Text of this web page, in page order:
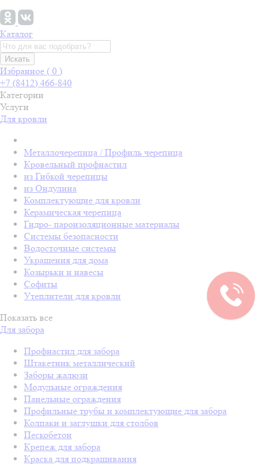
Каталог
Искать
Избранное ( 0 )
+7 (8412) 466-840
Категории
Услуги
Для кровли
Металлочерепица / Профиль черепица
Кровельный профнастил
из Гибкой черепицы
из Ондулина
Комплектующие для кровли
Керамическая черепица
Гидро- пароизоляционные материалы
Системы безопасности
Водосточные системы
Украшения для дома
Козырьки и навесы
Софиты
Утеплители для кровли
Показать все
Для забора
Профнастил для забора
Штакетник металлический
Заборы жалюзи
Модульные ограждения
Панельные ограждения
Профильные трубы и комплектующие для забора
Колпаки и заглушки для столбов
Пескобетон
Крепеж для забора
Краска для подкрашивания